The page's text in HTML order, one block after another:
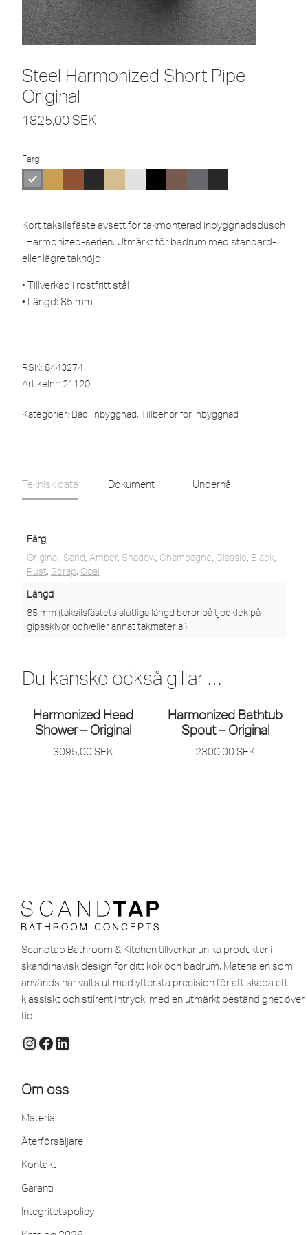
Steel Harmonized Short Pipe
Original
1825,00 SEK
Färg
Kort taksilsfäste avsett för takmonterad inbyggnadsdusch
i Harmonized-serien. Utmärkt för badrum med standard-
eller lägre takhöjd.
• Tillverkad i rostfritt stål
• Längd: 85 mm
RSK: 8443274
Artikelnr: 21120
Kategorier: Bad, Inbyggnad, Tillbehör för inbyggnad
Teknisk data Dokument Underhåll
Färg
Original, Sand, Amber, Shadow, Champagne, Classic, Black,
Rust, Scrap, Coal
Längd
85 mm (taksilsfästets slutliga längd beror på tjocklek på
gipsskivor och/eller annat takmaterial)
Du kanske också gillar …
Harmonized Head
Shower – Original
3095,00 SEK
Harmonized Bathtub
Spout – Original
2300,00 SEK
Scandtap Bathroom & Kitchen tillverkar unika produkter i
skandinavisk design för ditt kök och badrum. Materialen som
används har valts ut med yttersta precision för att skapa ett
klassiskt och stilrent intryck, med en utmärkt beständighet över
tid.
Om oss
Material
Återförsäljare
Kontakt
Garanti
Integritetspolicy